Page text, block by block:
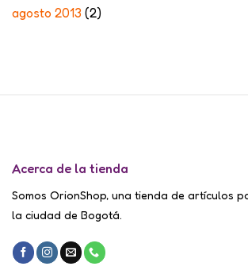
agosto 2013 (2)
Acerca de la tienda
Somos OrionShop, una tienda de artículos
la ciudad de Bogotá.